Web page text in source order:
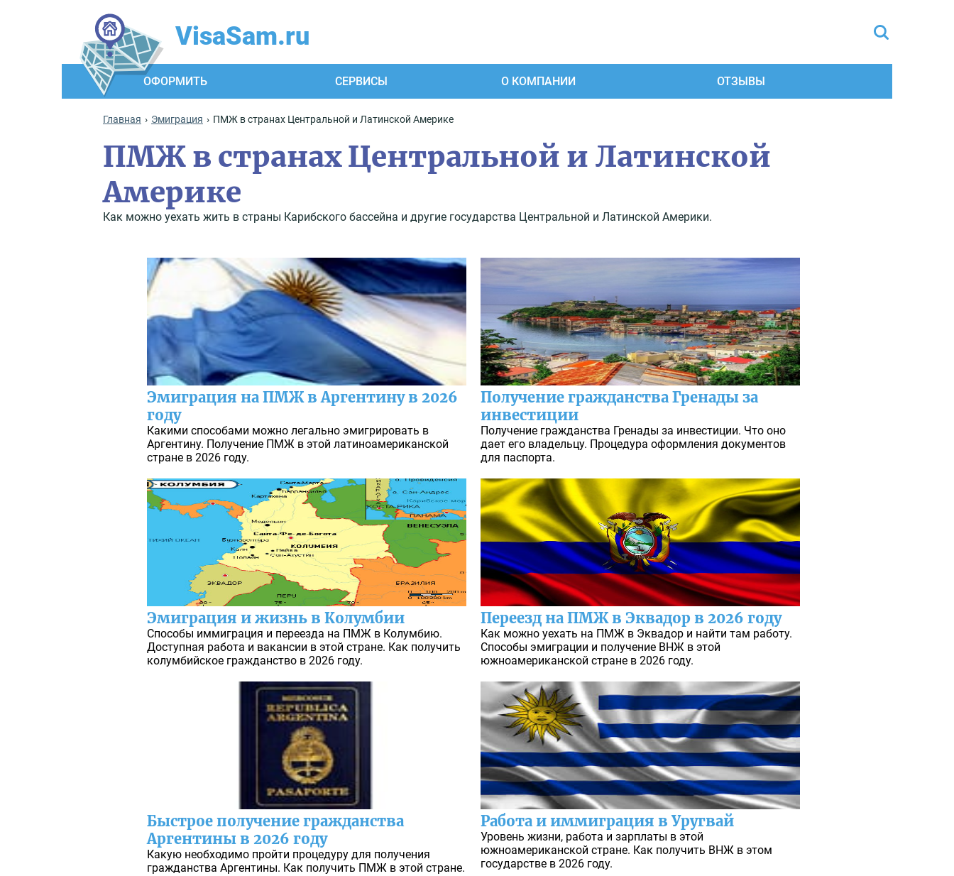
VisaSam.ru
ОФОРМИТЬ СЕРВИСЫ О КОМПАНИИ ОТЗЫВЫ
Главная Эмиграция ПМЖ в странах Центральной и Латинской Америке
ПМЖ в странах Центральной и Латинской
Америке
Как можно уехать жить в страны Карибского бассейна и другие государства Центральной и Латинской Америки.
Эмиграция на ПМЖ в Аргентину в 2026
году
Какими способами можно легально эмигрировать в
Аргентину. Получение ПМЖ в этой латиноамериканской
стране в 2026 году.
Получение гражданства Гренады за
инвестиции
Получение гражданства Гренады за инвестиции. Что оно
дает его владельцу. Процедура оформления документов
для паспорта.
Эмиграция и жизнь в Колумбии
Способы иммиграция и переезда на ПМЖ в Колумбию.
Доступная работа и вакансии в этой стране. Как получить
колумбийское гражданство в 2026 году.
Переезд на ПМЖ в Эквадор в 2026 году
Как можно уехать на ПМЖ в Эквадор и найти там работу.
Способы эмиграции и получение ВНЖ в этой
южноамериканской стране в 2026 году.
Быстрое получение гражданства
Аргентины в 2026 году
Какую необходимо пройти процедуру для получения
гражданства Аргентины. Как получить ПМЖ в этой стране.
Работа и иммиграция в Уругвай
Уровень жизни, работа и зарплаты в этой
южноамериканской стране. Как получить ВНЖ в этом
государстве в 2026 году.